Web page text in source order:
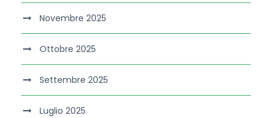
Novembre 2025
Ottobre 2025
Settembre 2025
Luglio 2025